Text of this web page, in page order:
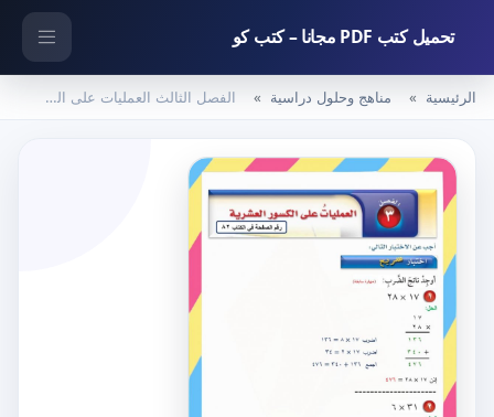
تحميل كتب PDF مجانا – كتب كو
الرئيسية مناهج وحلول دراسية الفصل الثالث العمليات على الكسور العشرية – المنهاج السعودي